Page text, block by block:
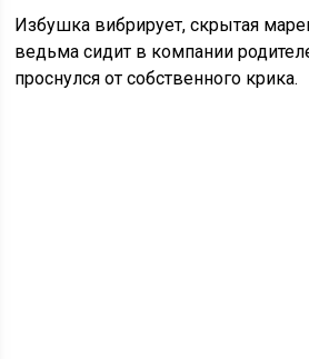
Избушка вибрирует, скрытая
ведьма сидит в компании
проснулся от собственного крика.